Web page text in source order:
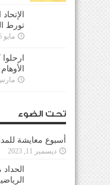
تورط
مايو 6, 2022
مارس 25,
تحت الضوء
أسبوع معايشة
ديسمبر 11, 2023